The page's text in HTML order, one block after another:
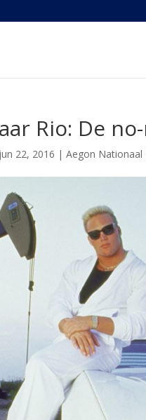
Rio: De
jun 22, 2016 |Aegon Nationaal